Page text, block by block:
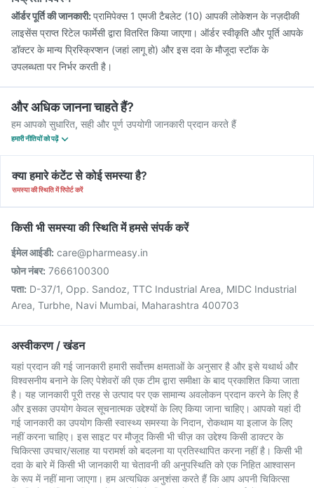
ऑर्डर पूर्ति की जानकारी:प्रामिपेक्स 1 एमजी टैबलेट (10) आपकी लोकेशन के नज़दीकी
लाइसेंस प्राप्त रिटेल फार्मेसी द्वारा वितरित किया जाएगा। ऑर्डर स्वीकृति और पूर्ति आपके
डॉक्टर के मान्य प्रिस्क्रिप्शन (जहां लागू हो) और इस दवा के मौजूदा स्टॉक के
उपलब्धता पर निर्भर करती है।
और अधिक जानना चाहते हैं?
हम आपको सुधारित, सही और पूर्ण उपयोगी जानकारी प्रदान करते हैं
हमारी नीतियों को पढ़ें
क्या हमारे कंटेंट से कोई समस्या है?
समस्या की स्थिति में रिपोर्ट करें
किसी भी समस्या की स्थिति में हमसे संपर्क करें
ईमेल आईडी: care@pharmeasy.in
फोन नंबर: 7666100300
पता: D-37/1, Opp. Sandoz, TTC Industrial Area, MIDC Industrial
Area, Turbhe, Navi Mumbai, Maharashtra 400703
अस्वीकरण / खंडन
यहां प्रदान की गई जानकारी हमारी सर्वोत्तम क्षमताओं के अनुसार है और इसे यथार्थ और
विश्वसनीय बनाने के लिए पेशेवरों की एक टीम द्वारा समीक्षा के बाद प्रकाशित किया जाता
है। यह जानकारी पूरी तरह से उत्पाद पर एक सामान्य अवलोकन प्रदान करने के लिए है
और इसका उपयोग केवल सूचनात्मक उद्देश्यों के लिए किया जाना चाहिए। आपको यहां दी
गई जानकारी का उपयोग किसी स्वास्थ्य समस्या के निदान, रोकथाम या इलाज के लिए
नहीं करना चाहिए। इस साइट पर मौजूद किसी भी चीज़ का उद्देश्य किसी डाक्टर के
चिकित्सा उपचार/सलाह या परामर्श को बदलना या प्रतिस्थापित करना नहीं है। किसी भी
दवा के बारे में किसी भी जानकारी या चेतावनी की अनुपस्थिति को एक निहित आश्वासन
के रूप में नहीं माना जाएगा। हम अत्यधिक अनुशंसा करते हैं कि आप अपनी चिकित्सा